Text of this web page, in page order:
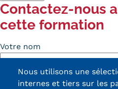
Contactez-nous
cette formation
Votre nom
Votre courriel
Nous utilisons une
internes et tiers sur les